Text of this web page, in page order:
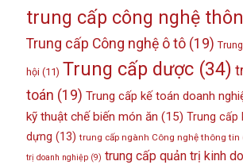
trung cấp công nghệ
Trung cấp Công nghệ ô tô(19)
hội (11) Trung cấp dược(34)
toán (19) Trung cấp kế toán doanh
kỹ thuật chế biến món ăn (15) Trung cấp
dựng (13) trung cấp ngành Công nghệ thông tin
trị doanh nghiệp(9) trung cấp quản trị kinh